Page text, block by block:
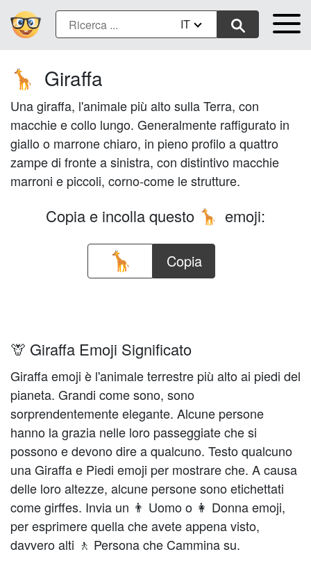
IT
🦒 Giraffa
Una giraffa, l'animale più alto sulla Terra, con
macchie e collo lungo. Generalmente raffigurato in
giallo o marrone chiaro, in pieno profilo a quattro
zampe di fronte a sinistra, con distintivo macchie
marroni e piccoli, corno-come le strutture.
Copia e incolla questo 🦒 emoji:
Copia
🦒 Giraffa Emoji Significato
Giraffa emoji è l'animale terrestre più alto ai piedi del
pianeta. Grandi come sono, sono
sorprendentemente elegante. Alcune persone
hanno la grazia nelle loro passeggiate che si
possono e devono dire a qualcuno. Testo qualcuno
una Giraffa e Piedi emoji per mostrare che. A causa
delle loro altezze, alcune persone sono etichettati
come girffes. Invia un 👨 Uomo o 👩 Donna emoji,
per esprimere quella che avete appena visto,
davvero alti 🚶 Persona che Cammina su.